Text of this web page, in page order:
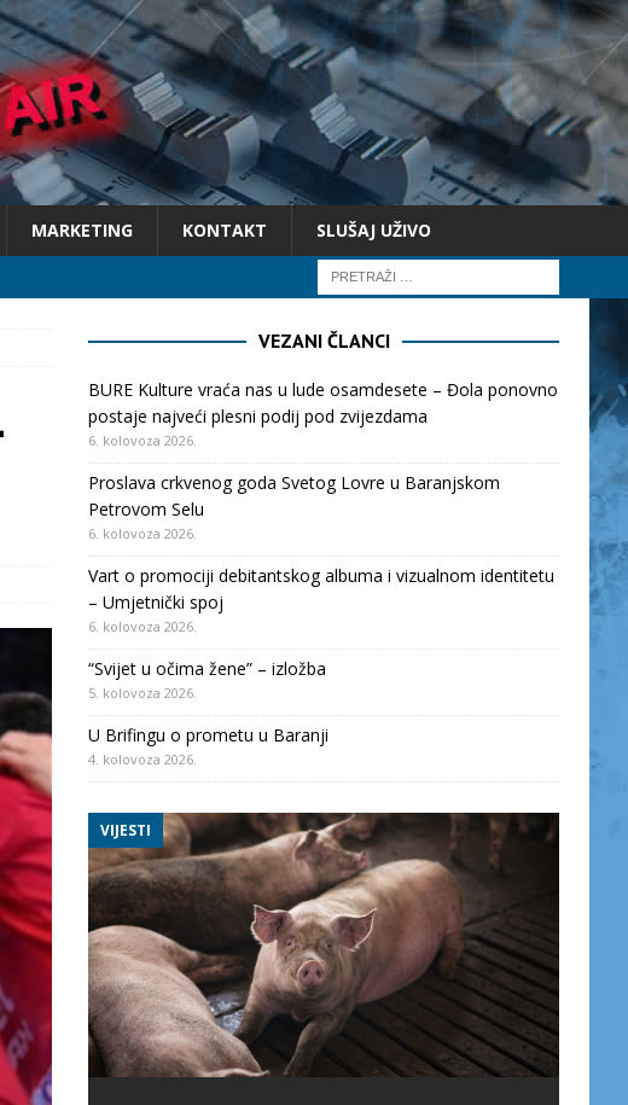
MARKETING KONTAKT SLUŠAJ UŽIVO
VEZANI ČLANCI
BURE Kulture vraća nas u lude osamdesete – Đola ponovno
postaje najveći plesni podij pod zvijezdama
6. kolovoza 2026.
Proslava crkvenog goda Svetog Lovre u Baranjskom
Petrovom Selu
6. kolovoza 2026.
Vart o promociji debitantskog albuma i vizualnom identitetu
– Umjetnički spoj
6. kolovoza 2026.
“Svijet u očima žene” – izložba
5. kolovoza 2026.
U Brifingu o prometu u Baranji
4. kolovoza 2026.
VIJESTI